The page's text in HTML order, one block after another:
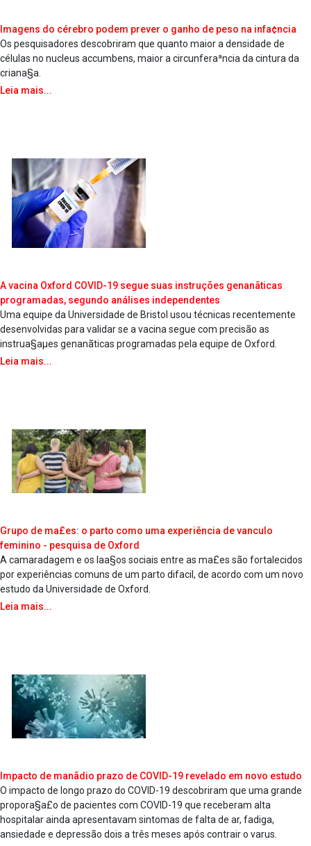
Imagens do cérebro podem prever o ganho de peso na infa¢ncia
Os pesquisadores descobriram que quanto maior a densidade de
células no nucleus accumbens, maior a circunferaªncia da cintura da
criana§a.
Leia mais...
A vacina Oxford COVID-19 segue suas instruções genanãticas
programadas, segundo análises independentes
Uma equipe da Universidade de Bristol usou técnicas recentemente
desenvolvidas para validar se a vacina segue com precisão as
instrua§aµes genanãticas programadas pela equipe de Oxford.
Leia mais...
Grupo de ma£es: o parto como uma experiência de va­nculo
feminino - pesquisa de Oxford
A camaradagem e os laa§os sociais entre as ma£es são fortalecidos
por experiências comuns de um parto difa­cil, de acordo com um novo
estudo da Universidade de Oxford.
Leia mais...
Impacto de manãdio prazo de COVID-19 revelado em novo estudo
O impacto de longo prazo do COVID-19 descobriram que uma grande
propora§a£o de pacientes com COVID-19 que receberam alta
hospitalar ainda apresentavam sintomas de falta de ar, fadiga,
ansiedade e depressão dois a três meses após contrair o va­rus.